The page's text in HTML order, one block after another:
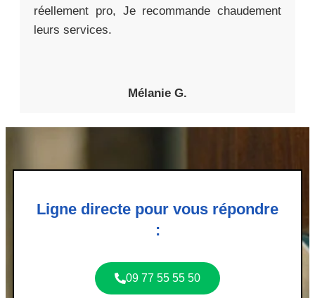
réellement pro, Je recommande chaudement
leurs services.
Mélanie G.
Ligne directe pour vous répondre
:
09 77 55 55 50